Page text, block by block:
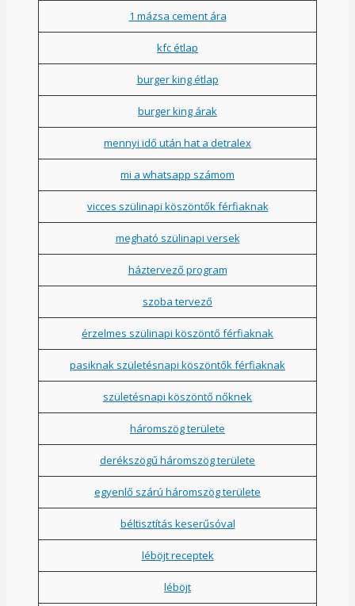
1 mázsa cement ára
kfc étlap
burger king étlap
burger king árak
mennyi idő után hat a detralex
mi a whatsapp számom
vicces szülinapi köszöntők férfiaknak
megható szülinapi versek
háztervező program
szoba tervező
érzelmes szülinapi köszöntő férfiaknak
pasiknak születésnapi köszöntők férfiaknak
születésnapi köszöntő nőknek
háromszög területe
derékszögű háromszög területe
egyenlő szárú háromszög területe
béltisztítás keserűsóval
léböjt receptek
léböjt